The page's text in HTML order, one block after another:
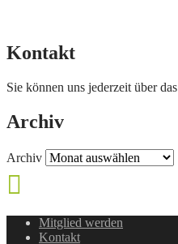
Kontakt
Sie können uns jederzeit über das
Archiv
Archiv
Mitglied werden
Kontakt